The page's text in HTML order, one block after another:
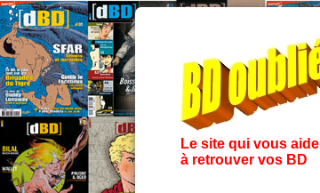
Le site qui vous aide
à retrouver vos BD